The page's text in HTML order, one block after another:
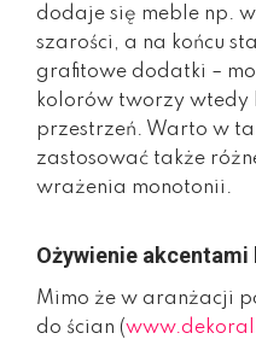
dodaje się meble np.
szarości, a na końcu
grafitowe dodatki –
kolorów tworzy wtedy
przestrzeń. Warto w
zastosować także
wrażenia monotonii.
Ożywienie
Mimo że w aranżacji
do ścian (